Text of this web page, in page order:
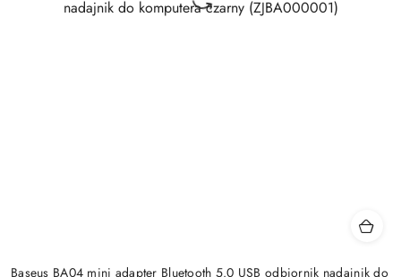
Baseus BA04 mini adapter Bluetooth 5.0 USB odbiornik nadajnik do